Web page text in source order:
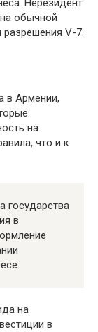
Нерезидент
обычной
разрешения V-7.
в Армении,
на
что и к
государства
в
на
в